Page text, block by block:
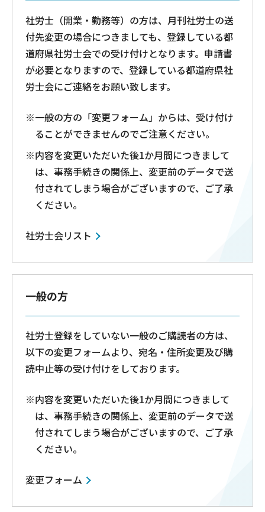
社労士（開業・勤務等）の方は、月刊社労士の送
付先変更の場合につきましても、登録している都
道府県社労士会での受け付けとなります。申請書
が必要となりますので、登録している都道府県社
労士会にご連絡をお願い致します。
※一般の方の「変更フォーム」からは、受け付け
ることができませんのでご注意ください。
※内容を変更いただいた後1か月間につきまして
は、事務手続きの関係上、変更前のデータで送
付されてしまう場合がございますので、ご了承
ください。
社労士会リスト
一般の方
社労士登録をしていない一般のご購読者の方は、
以下の変更フォームより、宛名・住所変更及び購
読中止等の受け付けをしております。
※内容を変更いただいた後1か月間につきまして
は、事務手続きの関係上、変更前のデータで送
付されてしまう場合がございますので、ご了承
ください。
変更フォーム